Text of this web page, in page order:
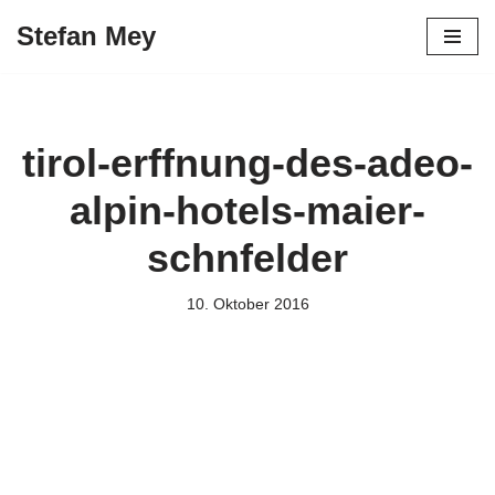
Stefan Mey
tirol-erffnung-des-adeo-
alpin-hotels-maier-
schnfelder
10. Oktober 2016